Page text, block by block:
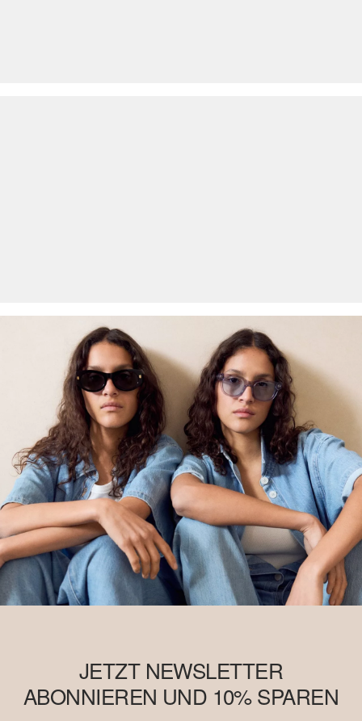
JETZT NEWSLETTER
ABONNIEREN UND 10% SPAREN